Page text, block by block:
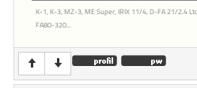
K-1, K-3, MZ-3, ME Super, IRIX 11/4, D-FA 21/2.4
FA80-320...